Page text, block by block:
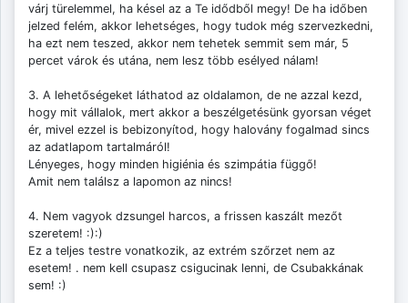
várj türelemmel, ha késel az a Te idődből megy! De ha időben
jelzed felém, akkor lehetséges, hogy tudok még szervezkedni,
ha ezt nem teszed, akkor nem tehetek semmit sem már, 5
percet várok és utána, nem lesz több esélyed nálam!
3. A lehetőségeket láthatod az oldalamon, de ne azzal kezd,
hogy mit vállalok, mert akkor a beszélgetésünk gyorsan véget
ér, mivel ezzel is bebizonyítod, hogy halovány fogalmad sincs
az adatlapom tartalmáról!
Lényeges, hogy minden higiénia és szimpátia függő!
Amit nem találsz a lapomon az nincs!
4. Nem vagyok dzsungel harcos, a frissen kaszált mezőt
szeretem! :):)
Ez a teljes testre vonatkozik, az extrém szőrzet nem az
esetem! . nem kell csupasz csigucinak lenni, de Csubakkának
sem! :)